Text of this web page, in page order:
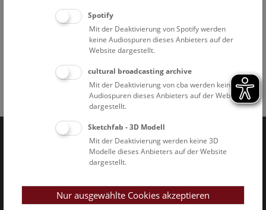
Dinoshow © NHM Wien, Christina Rittmannsperger
Follow us on Facebook
BlueskyInstagram
YoutubeLinkedInGoogle
Naturhistorisches Museum Wien © 2026
Spotify
Mit der Deaktivierung von Spotify werden
keine Audiospuren dieses Anbieters auf der
Website dargestellt.
cultural broadcasting archive
Mit der Deaktivierung von cba werden keine
Audiospuren dieses Anbieters auf der Website
dargestellt.
Sketchfab - 3D Modell
Mit der Deaktivierung werden keine 3D
Modelle dieses Anbieters auf der Website
dargestellt.
Nur ausgewählte Cookies akzeptieren